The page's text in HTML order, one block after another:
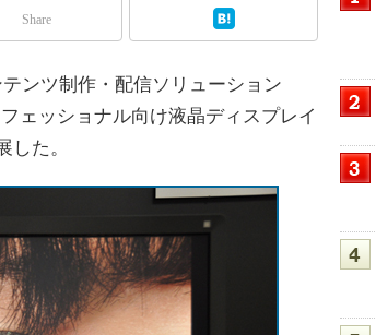
Share
ンツ制作・配信ソリューション
ェッショナル向け液晶ディスプレイ
した。